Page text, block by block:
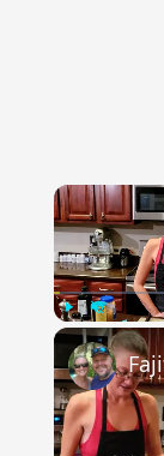
Play Unmute